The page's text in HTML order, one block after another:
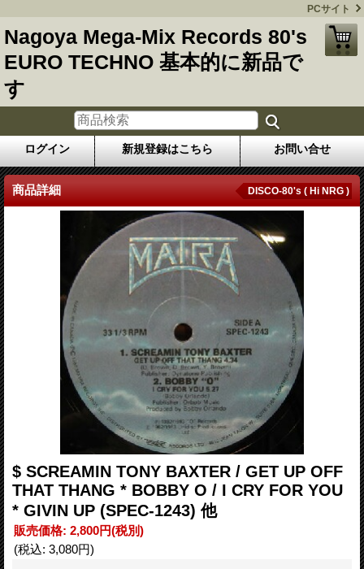
PCサイト
Nagoya Mega-Mix Records 80's
EURO TECHNO 基本的に新品で
す
ログイン 新規登録はこちら お問い合せ
商品詳細 DISCO-80's ( Hi NRG )
$ SCREAMIN TONY BAXTER / GET UP OFF
THAT THANG * BOBBY O / I CRY FOR YOU
* GIVIN UP (SPEC-1243) 他
販売価格: 2,800円(税別)
(税込: 3,080円)